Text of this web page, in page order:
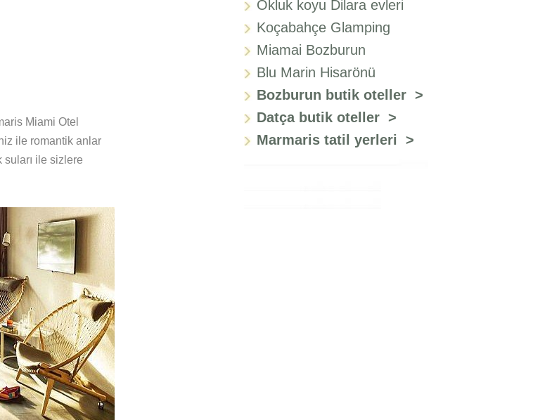
Miami Otel
ile romantik anlar
suları ile sizlere
Okluk koyu Dilara evleri
Koçabahçe Glamping
Miamai Bozburun
Blu Marin Hisarönü
Bozburun butik oteller >
Datça butik oteller >
Marmaris tatil yerleri >